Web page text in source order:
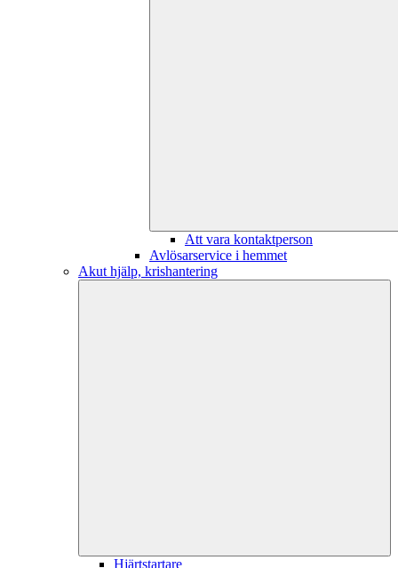
Att vara kontaktperson
Avlösarservice i hemmet
Akut hjälp, krishantering
Hjärtstartare